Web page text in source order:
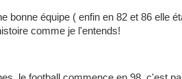
bonne équipe ( enfin en 82 et 86 elle
comme je l'entends!